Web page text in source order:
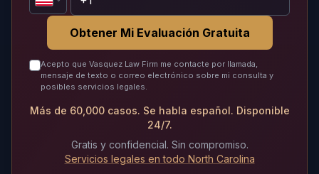
Obtener Mi Evaluación Gratuita
Acepto que Vasquez Law Firm me contacte por llamada,
mensaje de texto o correo electrónico sobre mi consulta y
posibles servicios legales.
Más de 60,000 casos. Se habla español. Disponible
24/7.
Gratis y confidencial. Sin compromiso.
Servicios legales en todo North Carolina